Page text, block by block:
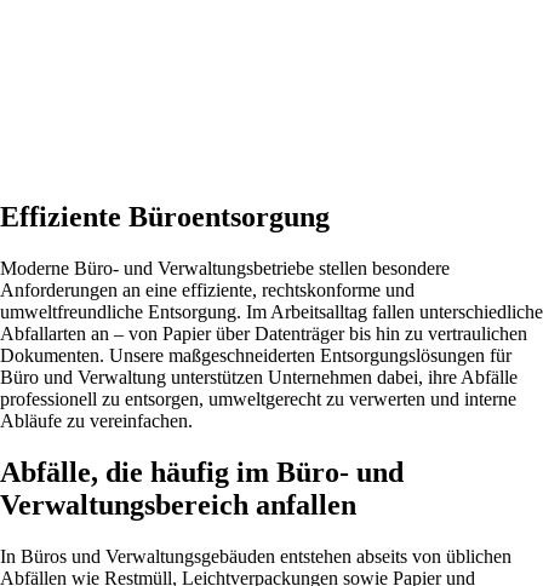
Effiziente Büroentsorgung
Moderne Büro- und Verwaltungsbetriebe stellen besondere
Anforderungen an eine effiziente, rechtskonforme und
umweltfreundliche Entsorgung. Im Arbeitsalltag fallen unterschiedliche
Abfallarten an – von Papier über Datenträger bis hin zu vertraulichen
Dokumenten. Unsere maßgeschneiderten Entsorgungslösungen für
Büro und Verwaltung unterstützen Unternehmen dabei, ihre Abfälle
professionell zu entsorgen, umweltgerecht zu verwerten und interne
Abläufe zu vereinfachen.
Abfälle, die häufig im Büro- und
Verwaltungsbereich anfallen
In Büros und Verwaltungsgebäuden entstehen abseits von üblichen
Abfällen wie Restmüll, Leichtverpackungen sowie Papier und